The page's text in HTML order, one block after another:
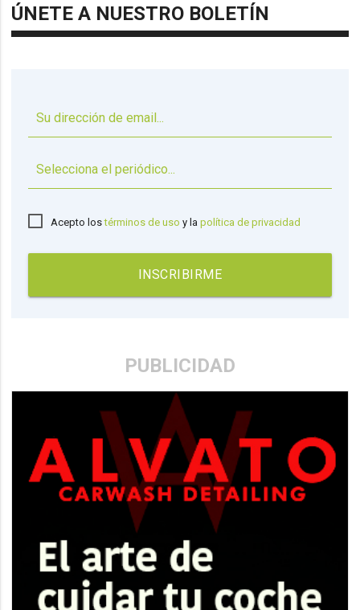
ÚNETE A NUESTRO BOLETÍN
Acepto lostérminos de uso y lapolítica de privacidad
INSCRIBIRME
PUBLICIDAD